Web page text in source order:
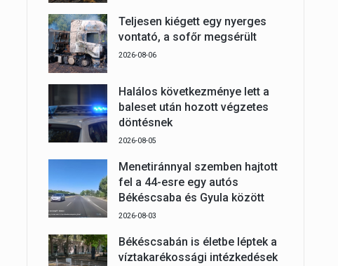
Teljesen kiégett egy nyerges
vontató, a sofőr megsérült
2026-08-06
Halálos következménye lett a
baleset után hozott végzetes
döntésnek
2026-08-05
Menetiránnyal szemben hajtott
fel a 44-esre egy autós
Békéscsaba és Gyula között
2026-08-03
Békéscsabán is életbe léptek a
víztakarékossági intézkedések